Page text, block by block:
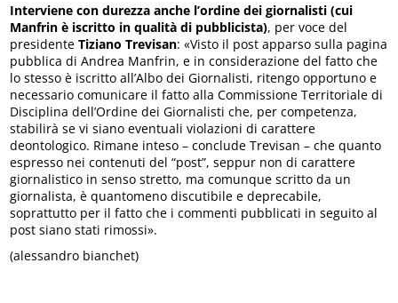
Interviene con durezza anche l’ordine dei giornalisti (cui
Manfrin è iscritto in qualità di pubblicista), per voce del
presidenteTiziano Trevisan: «Visto il post apparso sulla pagina
pubblica di Andrea Manfrin, e in considerazione del fatto che
lo stesso è iscritto all’Albo dei Giornalisti, ritengo opportuno e
necessario comunicare il fatto alla Commissione Territoriale di
Disciplina dell’Ordine dei Giornalisti che, per competenza,
stabilirà se vi siano eventuali violazioni di carattere
deontologico. Rimane inteso – conclude Trevisan – che quanto
espresso nei contenuti del “post”, seppur non di carattere
giornalistico in senso stretto, ma comunque scritto da un
giornalista, è quantomeno discutibile e deprecabile,
soprattutto per il fatto che i commenti pubblicati in seguito al
post siano stati rimossi».
(alessandro bianchet)